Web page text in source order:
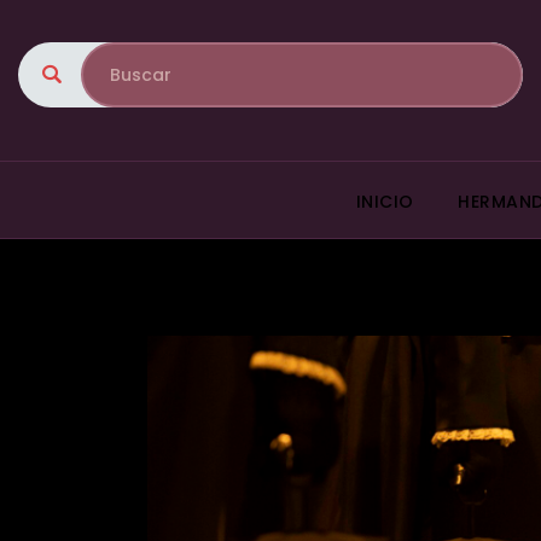
INICIO